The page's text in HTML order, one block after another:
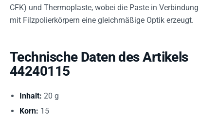
CFK) und Thermoplaste, wobei die Paste in Verbindung
mit Filzpolierkörpern eine gleichmäßige Optik erzeugt.
Technische Daten des Artikels
44240115
Inhalt: 20 g
Korn: 15